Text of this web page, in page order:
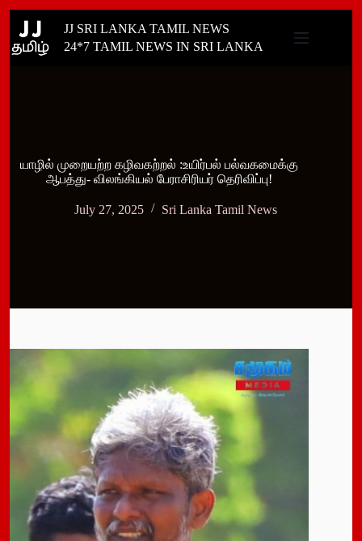
content
JJ SRI LANKA TAMIL NEWS
24*7 TAMIL NEWS IN SRI LANKA
யாழில் முறையற்ற கழிவகற்றல் :உயிர்பல் பல்வகமைக்கு
ஆபத்து- விலங்கியல் பேராசிரியர் தெரிவிப்பு!
July 27, 2025 Sri Lanka Tamil News